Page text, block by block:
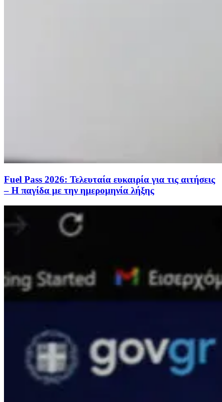
Fuel Pass 2026: Τελευταία ευκαιρία για τις αιτήσεις
– Η παγίδα με την ημερομηνία λήξης